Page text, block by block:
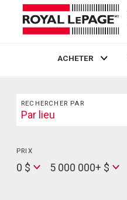
ACHETER
Rechercher
RECHERCHER PAR
Search
Par lieu
PRIX
0 $
Max
5 000 000+ $